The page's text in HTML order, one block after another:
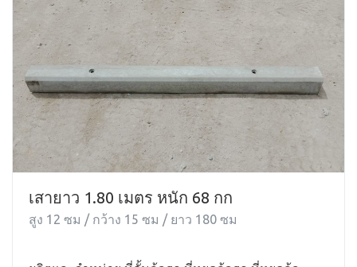
เสายาว 1.80 เมตร หนัก 68 กก
สูง 12 ซม / กว้าง 15 ซม / ยาว 180 ซม